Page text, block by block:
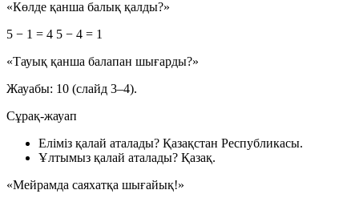
«Көлде қанша балық қалды?»
5 − 1 = 4 5 − 4 = 1
«Тауық қанша балапан шығарды?»
Жауабы: 10 (слайд 3–4).
Сұрақ-жауап
Еліміз қалай аталады? Қазақстан Республикасы.
Ұлтымыз қалай аталады? Қазақ.
«Мейрамда саяхатқа шығайық!»